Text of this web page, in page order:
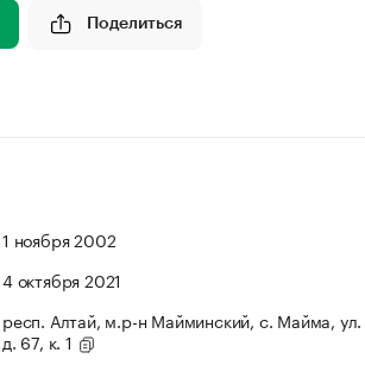
Поделиться
1 ноября 2002
4 октября 2021
респ. Алтай, м.р-н Майминский, с. Майма,
д. 67, к. 1